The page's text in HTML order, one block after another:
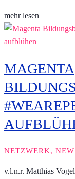
mehr lesen
MAGENTA
NETZWERK,
v.l.n.r. Matthias